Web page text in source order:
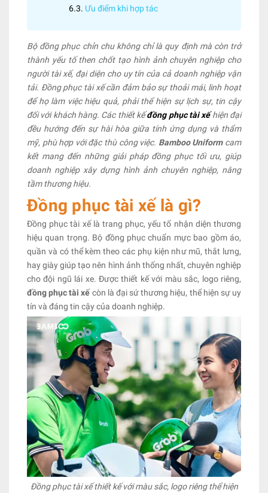
Ưu điểm khi hợp tác
Bộ đồng phục chỉn chu không chỉ là quy định mà còn trở
thành yếu tố then chốt tạo hình ảnh chuyên nghiệp cho
người tài xế, đại diện cho uy tín của cả doanh nghiệp vận
tải. Đồng phục tài xế cần đảm bảo sự thoải mái, linh hoạt
để họ làm việc hiệu quả, phải thể hiện sự lịch sự, tin cậy
đối với khách hàng. Các thiết kếđồng phục tài xếhiện đại
đều hướng đến sự hài hòa giữa tính ứng dụng và thẩm
mỹ, phù hợp với đặc thù công việc. Bamboo Uniform cam
kết mang đến những giải pháp đồng phục tối ưu, giúp
doanh nghiệp xây dựng hình ảnh chuyên nghiệp, nâng
tầm thương hiệu.
Đồng phục tài xế là gì?
Đồng phục tài xế là trang phục, yếu tố nhận diện thương
hiệu quan trọng. Bộ đồng phục chuẩn mực bao gồm áo,
quần và có thể kèm theo các phụ kiện như mũ, thắt lưng,
hay giày giúp tạo nên hình ảnh thống nhất, chuyên nghiệp
cho đội ngũ lái xe. Được thiết kế với màu sắc, logo riêng,
đồng phục tài xế còn là đại sứ thương hiệu, thể hiện sự uy
tín và đáng tin cậy của doanh nghiệp.
Đồng phục tài xế thiết kế với màu sắc, logo riêng thể hiện